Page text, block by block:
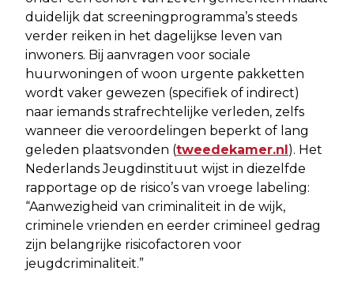
duidelijk dat screeningprogramma’s steeds
verder reiken in het dagelijkse leven van
inwoners. Bij aanvragen voor sociale
huurwoningen of woon urgente pakketten
wordt vaker gewezen (specifiek of indirect)
naar iemands strafrechtelijke verleden, zelfs
wanneer die veroordelingen beperkt of lang
geleden plaatsvonden (tweedekamer.nl). Het
Nederlands Jeugdinstituut wijst in diezelfde
rapportage op de risico’s van vroege labeling:
“Aanwezigheid van criminaliteit in de wijk,
criminele vrienden en eerder crimineel gedrag
zijn belangrijke risicofactoren voor
jeugdcriminaliteit.”